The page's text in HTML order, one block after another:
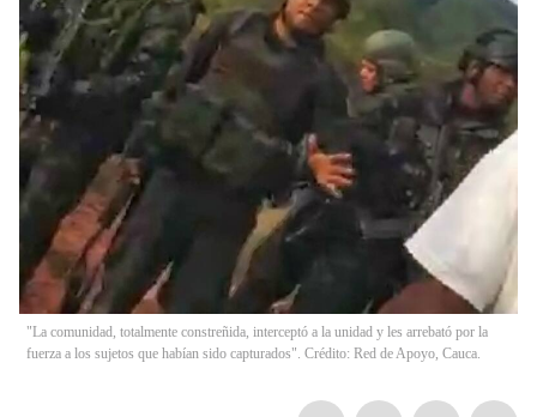
"La comunidad, totalmente constreñida, interceptó a la unidad y les arrebató por la
fuerza a los sujetos que habían sido capturados". Crédito: Red de Apoyo, Cauca.